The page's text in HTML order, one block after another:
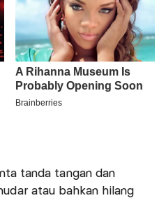
tanda tangan dan
atau bahkan hilang